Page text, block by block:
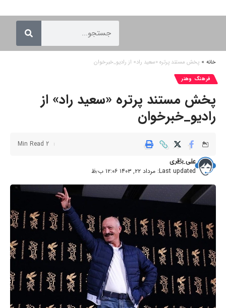
خانه » پخش مستند پرتره «سعید راد» از رادیو_خبرخوان
فرهنگ وهنر
پخش مستند پرتره «سعید راد» از
رادیو_خبرخوان
Last updated: مرداد ۲۲, ۱۴۰۳ ۱۲:۰۶ ب٫ظ
علی باقری
2 Min Read